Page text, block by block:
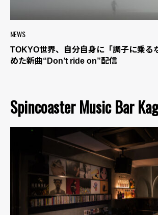
NEWS
TOKYO世界、自分自身に「調子に乗る
めた新曲“Don’t ride on”配信
Spincoaster Music Bar